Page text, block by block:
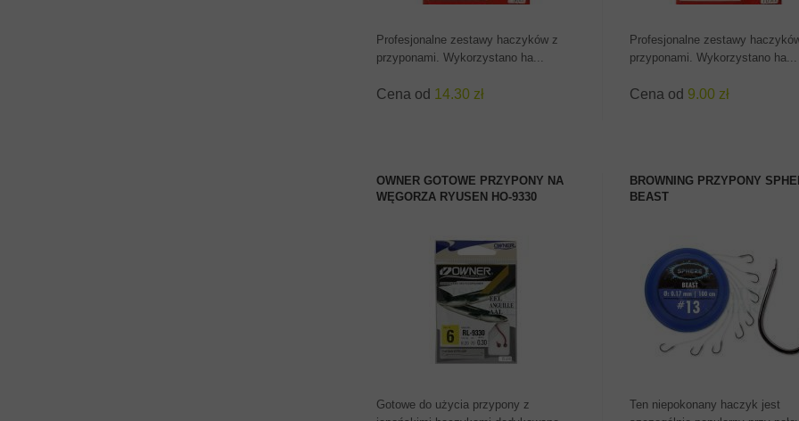
Profesjonalne zestawy haczyków z
przyponami. Wykorzystano ha...
Cena od 14.30 zł
Profesjonalne zestawy
przyponami. Wykorzystano ha...
Cena od 9.00 zł
OWNER GOTOWE PRZYPONY NA
WĘGORZA RYUSEN HO-9330
ZOBACZ PRODUKT
Gotowe do użycia przypony z
BROWNING PRZYPONY
BEAST
ZOBACZ PRODUKT
Ten niepokonany haczyk jest